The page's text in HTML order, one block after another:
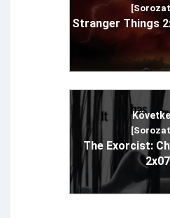
Stranger Things
The Exorcist:
2x07